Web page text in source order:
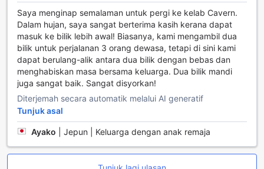
seharian menjelajah bandar.
Selain itu, bilik-bilik di The Westbourne Hyde Park juga
menawarkan ruang tamu yang berasingan, memberikan
lebih banyak privasi dan ruang untuk bersantai.
Kemudahan lain termasuk jubah mandi yang lembut,
pengering rambut, dan pelbagai barangan mandian yang
berkualiti tinggi untuk meningkatkan pengalaman relaksasi
anda. Tirai gelap yang dipasang dengan rapi
membolehkan anda menikmati tidur yang nyenyak tanpa
gangguan cahaya luar. Dengan linen dan tuala yang bersih
dan segar, setiap elemen di dalam bilik ini direka untuk
memberikan anda pengalaman penginapan yang tidak
terlupakan.
Saya menginap semalaman untuk pergi ke kelab Cavern.
Dalam hujan, saya sangat berterima kasih kerana dapat
masuk ke bilik lebih awal! Biasanya, kami mengambil dua
bilik untuk perjalanan 3 orang dewasa, tetapi di sini kami
dapat berulang-alik antara dua bilik dengan bebas dan
menghabiskan masa bersama keluarga. Dua bilik mandi
juga sangat baik. Sangat disyorkan!
Diterjemah secara automatik melalui AI generatif
Tunjuk asal
Ayako Jepun | Keluarga dengan anak remaja